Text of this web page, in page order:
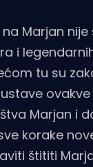
Marjan
i
tu su
Marjan i
korake
štititi